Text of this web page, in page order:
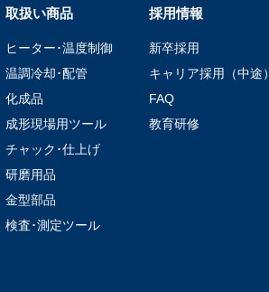
取扱い商品
ヒーター･温度制御
温調冷却･配管
化成品
成形現場用ツール
チャック･仕上げ
研磨用品
金型部品
検査･測定ツール
採用情報
新卒採用
キャリア採用（中途）
FAQ
教育研修